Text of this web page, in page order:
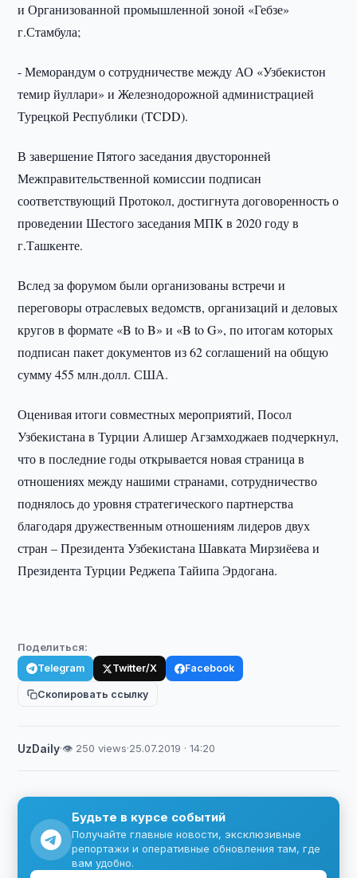
и Организованной промышленной зоной «Гебзе»
г.Стамбула;
- Меморандум о сотрудничестве между АО «Узбекистон
темир йуллари» и Железнодорожной администрацией
Турецкой Республики (TCDD).
В завершение Пятого заседания двусторонней
Межправительственной комиссии подписан
соответствующий Протокол, достигнута договоренность о
проведении Шестого заседания МПК в 2020 году в
г.Ташкенте.
Вслед за форумом были организованы встречи и
переговоры отраслевых ведомств, организаций и деловых
кругов в формате «B to B» и «B to G», по итогам которых
подписан пакет документов из 62 соглашений на общую
сумму 455 млн.долл. США.
Оценивая итоги совместных мероприятий, Посол
Узбекистана в Турции Алишер Агзамходжаев подчеркнул,
что в последние годы открывается новая страница в
отношениях между нашими странами, сотрудничество
поднялось до уровня стратегического партнерства
благодаря дружественным отношениям лидеров двух
стран – Президента Узбекистана Шавката Мирзиёева и
Президента Турции Реджепа Тайипа Эрдогана.
Поделиться:
Telegram Twitter/X Facebook
Скопировать ссылку
UzDaily·👁 250 views·25.07.2019 · 14:20
Будьте в курсе событий
Получайте главные новости, эксклюзивные
репортажи и оперативные обновления там, где
вам удобно.